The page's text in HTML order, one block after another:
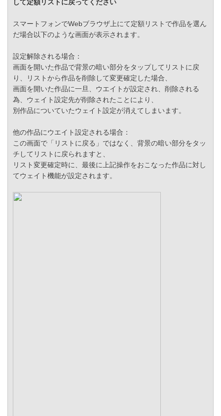
して定額リストに戻ってください
スマートフォンでWebブラウザ上にて定額リストで作品を選ん
だ場合以下のような画面が表示されます。
設定解除される場合：
画面を開いた作品で背景の暗い部分をタップしてリストに戻
り、リストから作品を削除して変更確定した場合、
画面を開いた作品に一旦、ウエイトが設定され、削除される
為、ウェイト設定先が削除されたことにより、
別作品についていたウェイト設定が消えてしまいます。
他の作品にウエイト設定される場合：
この画面で「リストに戻る」ではなく、背景の暗い部分をタッ
チしてリストに戻られますと、
リスト変更確定時に、最後に上記操作をおこなった作品に対し
てウェイト機能が設定されます。